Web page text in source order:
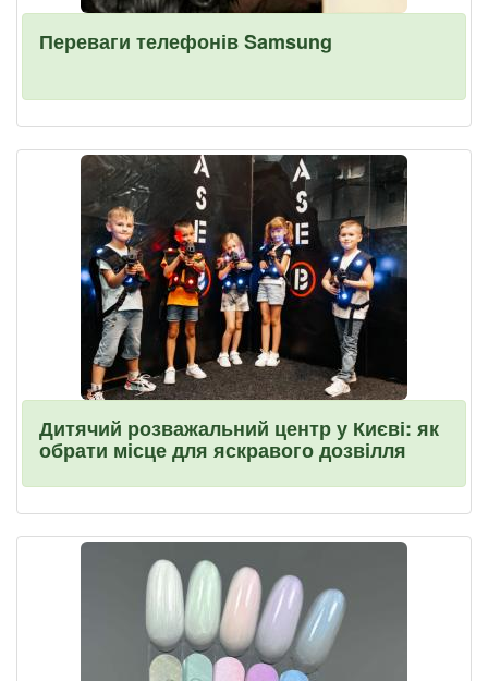
Переваги телефонів Samsung
Дитячий розважальний центр у Києві: як
обрати місце для яскравого дозвілля